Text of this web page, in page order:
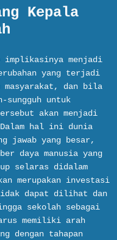
Kepala
implikasinya menjadi
yang terjadi
masyarakat, dan bila
sungguh untuk
akan menjadi
hal ini dunia
jawab yang besar,
daya manusia yang
selaras didalam
merupakan investasi
dapat dilihat dan
sekolah sebagai
memiliki arah
dengan tahapan